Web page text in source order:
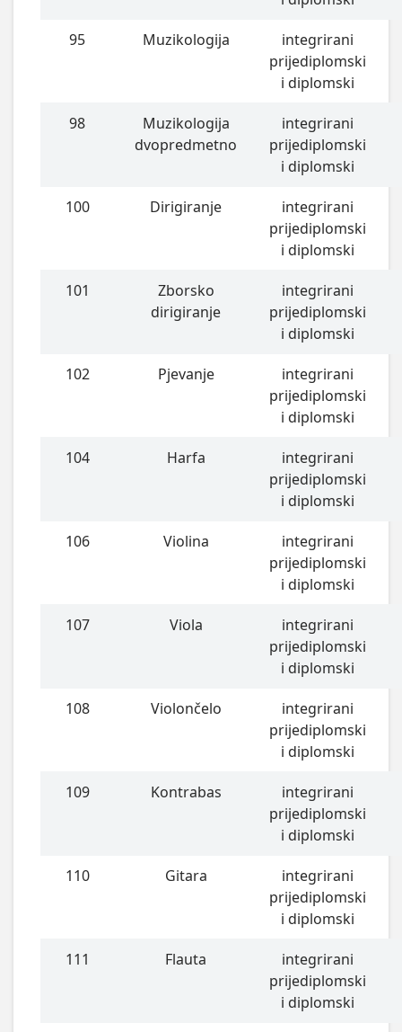
95 Muzikologija
integrirani
prijediplomski
i diplomski
98
Muzikologija
dvopredmetno
integrirani
prijediplomski
i diplomski
100 Dirigiranje
integrirani
prijediplomski
i diplomski
101
Zborsko
dirigiranje
integrirani
prijediplomski
i diplomski
102 Pjevanje
integrirani
prijediplomski
i diplomski
104 Harfa
integrirani
prijediplomski
i diplomski
106 Violina
integrirani
prijediplomski
i diplomski
107 Viola
integrirani
prijediplomski
i diplomski
108 Violončelo
integrirani
prijediplomski
i diplomski
109 Kontrabas
integrirani
prijediplomski
i diplomski
110 Gitara
integrirani
prijediplomski
i diplomski
111 Flauta
integrirani
prijediplomski
i diplomski